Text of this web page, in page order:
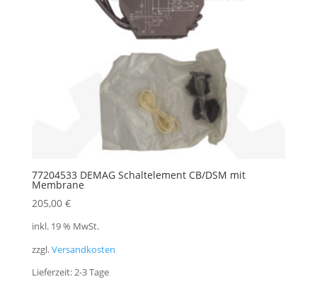
77204533 DEMAG Schaltelement CB/DSM mit
Membrane
205,00 €
inkl. 19 % MwSt.
zzgl.Versandkosten
Lieferzeit:2-3 Tage